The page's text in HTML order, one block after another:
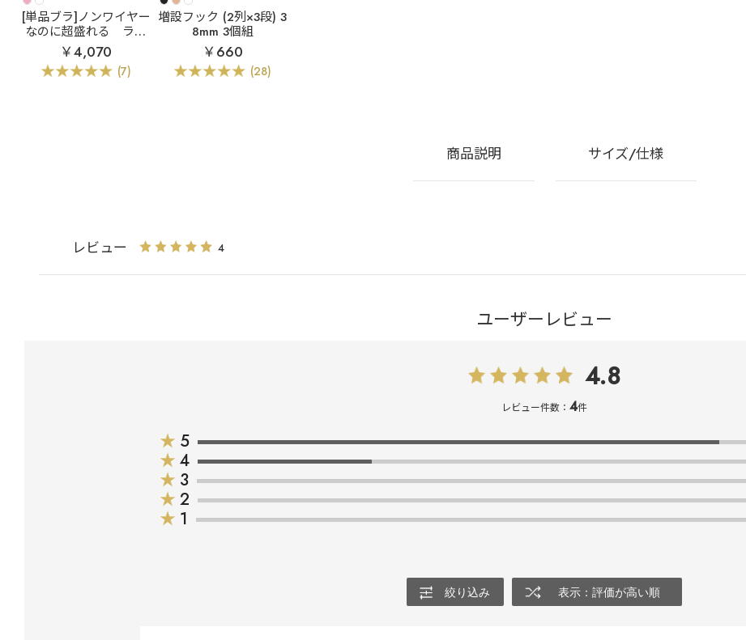
[単品ブラ]ノンワイヤー
なのに超盛れる
ラメ
フロントクロス ノンワ
イヤー 超盛ブラ(R) 単
品ブラジャー
￥4,070
(7)
増設フック (2列×3段) 3
8mm 3個組
￥660
(28)
商品説明 サイズ/仕様
レビュー 4
ユーザーレビュー
4.8
レビュー件数： 4件
★ 5
★ 4
★ 3
★ 2
★ 1
絞り込み 表示：評価が高い順